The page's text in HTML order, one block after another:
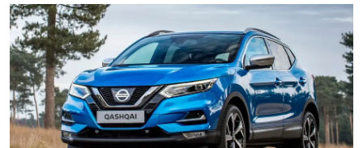
11.09.2020-30.10.2020.